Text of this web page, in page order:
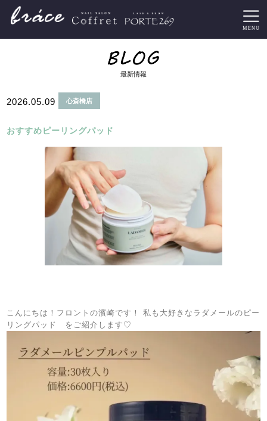
最新情報
2026.05.09 心斎橋店
おすすめピーリングパッド
こんにちは！フロントの濱崎です！ 私も大好きなラダメールのピー
リングパッド をご紹介します♡